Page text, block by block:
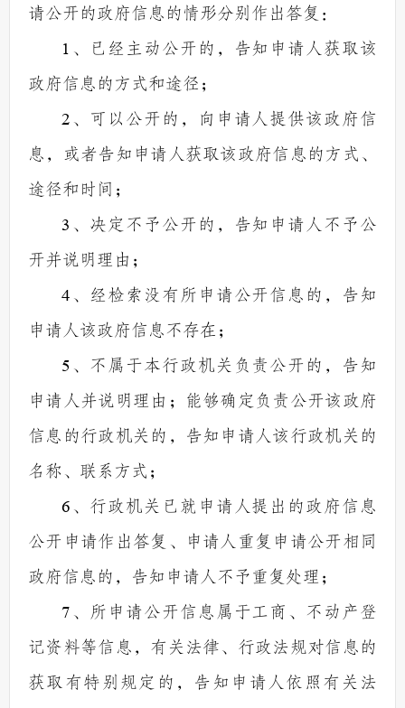
请公开的政府信息的情形分别作出答复：
1 、已经主动公开的，告知申请人获取该
政府信息的方式和途径；
2 、可以公开的，向申请人提供该政府信
息，或者告知申请人获取该政府信息的方式、
途径和时间；
3 、决定不予公开的，告知申请人不予公
开并说明理由；
4 、经检索没有所申请公开信息的，告知
申请人该政府信息不存在；
5 、不属于本行政机关负责公开的，告知
申请人并说明理由；能够确定负责公开该政府
信息的行政机关的，告知申请人该行政机关的
名称、联系方式；
6 、行政机关已就申请人提出的政府信息
公开申请作出答复、申请人重复申请公开相同
政府信息的，告知申请人不予重复处理；
7 、所申请公开信息属于工商、不动产登
记资料等信息，有关法律、行政法规对信息的
获取有特别规定的，告知申请人依照有关法